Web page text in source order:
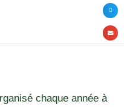
chaque année à